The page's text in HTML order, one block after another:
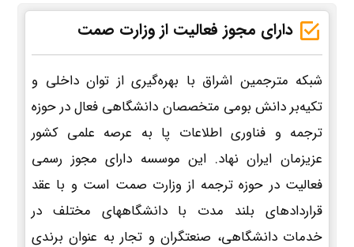
دارای مجوز فعالیت از وزارت صمت
شبکه مترجمین اشراق با بهره‌گیری از توان داخلی و
تکیه‌بر دانش بومی متخصصان دانشگاهی فعال در حوزه
ترجمه و فناوری اطلاعات پا به عرصه علمی کشور
عزیزمان ایران نهاد. این موسسه دارای مجوز رسمی
فعالیت در حوزه ترجمه از وزارت صمت است و با عقد
قراردادهای بلند مدت با دانشگاههای مختلف در
خدمات دانشگاهی، صنعتگران و تجار به عنوان برندی